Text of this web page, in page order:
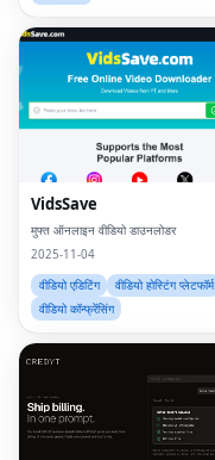
VidsSave
मुफ्त ऑनलाइन वीडियो डाउनलोडर
2025-11-04
वीडियो एडिटिंग
वीडियो होस्टिंग प्लेटफॉर्म
वीडियो कॉन्फ्रेंसिंग